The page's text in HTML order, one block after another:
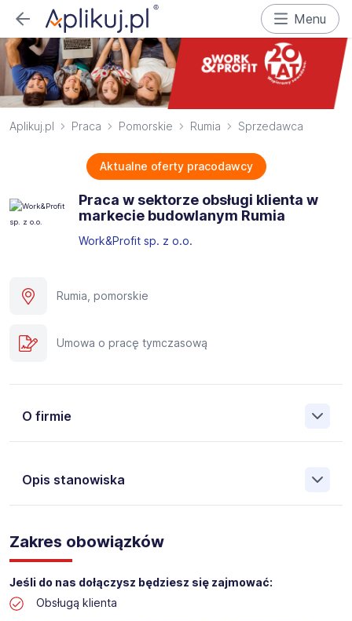
Menu
Aplikuj.pl Praca Pomorskie Rumia Sprzedawca
Aktualne oferty pracodawcy
Praca w sektorze obsługi klienta w
markecie budowlanym Rumia
Work&Profit sp. z o.o.
Rumia, pomorskie
Umowa o pracę tymczasową
O firmie
Opis stanowiska
Pośrednictwa Pracy i Doradztwa Personalnego Work &
Profit jest obecnie jedną z największych niezależnych
polskich agencji zatrudnienia. W ciągu wielu lat naszej
działalności daliśmy pracę przeszło 50 000 pracowników
w całym kraju. Skutecznie znajdujemy pracowników dla
największych firm, jak również małych rodzinnych
Zakres obowiązków
Jeśli do nas dołączysz będziesz się zajmować:
Obsługą klienta